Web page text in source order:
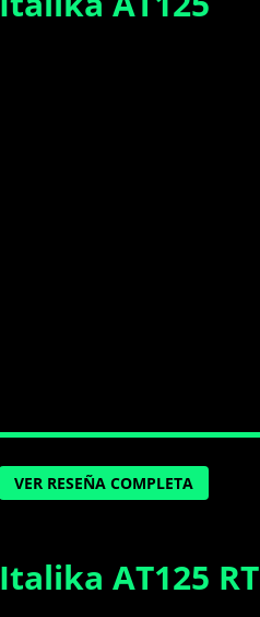
VER RESEÑA COMPLETA
Italika AT125 RT